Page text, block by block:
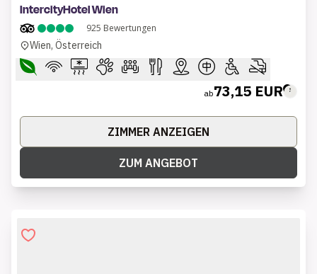
IntercityHotel Wien
925 Bewertungen
Wien, Österreich
ab73,15 EUR
ZIMMER ANZEIGEN
ZUM ANGEBOT